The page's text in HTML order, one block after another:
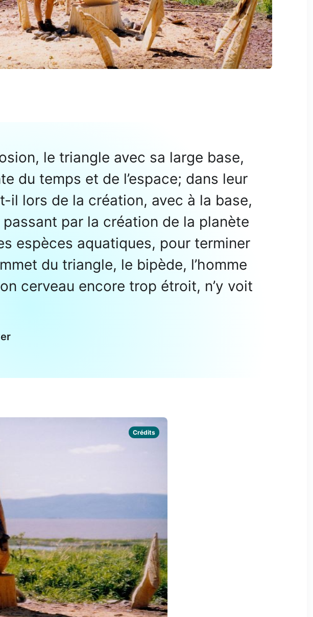
le triangle avec sa large base,
du temps et de l’espace; dans leur
il lors de la création, avec à la base,
par la création de la planète
espèces aquatiques, pour terminer
du triangle, le bipède, l’homme
cerveau encore trop étroit, n’y voit
Crédits